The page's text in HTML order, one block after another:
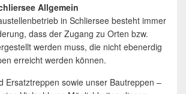
Allgemein
in Schliersee besteht immer
dass der Zugang zu Orten bzw.
werden muss, die nicht ebenerdig
erreicht werden können.
Ersatztreppen sowie unser Bautreppen –